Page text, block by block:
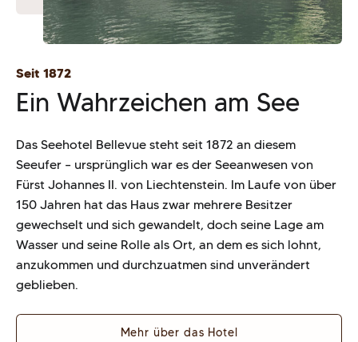
Seit 1872
Ein Wahrzeichen am See
Das Seehotel Bellevue steht seit 1872 an diesem
Seeufer – ursprünglich war es der Seeanwesen von
Fürst Johannes II. von Liechtenstein. Im Laufe von über
150 Jahren hat das Haus zwar mehrere Besitzer
gewechselt und sich gewandelt, doch seine Lage am
Wasser und seine Rolle als Ort, an dem es sich lohnt,
anzukommen und durchzuatmen sind unverändert
geblieben.
Mehr über das Hotel